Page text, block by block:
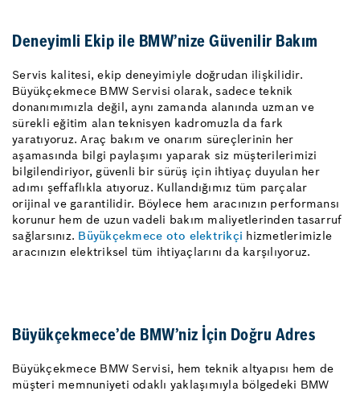
Deneyimli Ekip ile BMW’nize Güvenilir Bakım
Servis kalitesi, ekip deneyimiyle doğrudan ilişkilidir.
Büyükçekmece BMW Servisi olarak, sadece teknik
donanımımızla değil, aynı zamanda alanında uzman ve
sürekli eğitim alan teknisyen kadromuzla da fark
yaratıyoruz. Araç bakım ve onarım süreçlerinin her
aşamasında bilgi paylaşımı yaparak siz müşterilerimizi
bilgilendiriyor, güvenli bir sürüş için ihtiyaç duyulan her
adımı şeffaflıkla atıyoruz. Kullandığımız tüm parçalar
orijinal ve garantilidir. Böylece hem aracınızın performansı
korunur hem de uzun vadeli bakım maliyetlerinden tasarruf
sağlarsınız. Büyükçekmece oto elektrikçi hizmetlerimizle
aracınızın elektriksel tüm ihtiyaçlarını da karşılıyoruz.
Büyükçekmece’de BMW’niz İçin Doğru Adres
Büyükçekmece BMW Servisi, hem teknik altyapısı hem de
müşteri memnuniyeti odaklı yaklaşımıyla bölgedeki BMW